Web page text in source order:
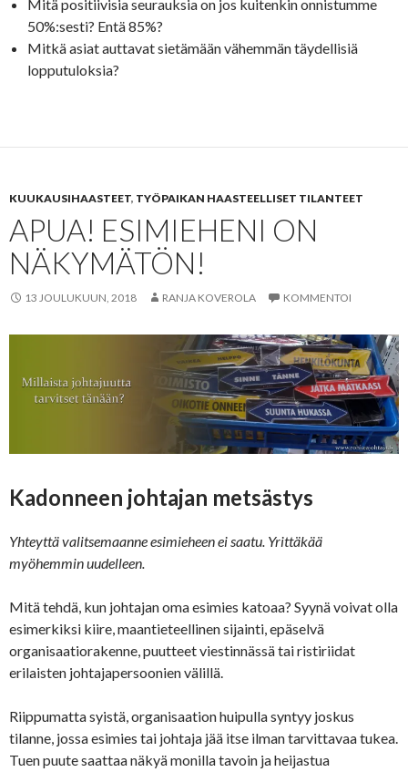
Mitä positiivisia seurauksia on jos kuitenkin onnistumme
50%:sesti? Entä 85%?
Mitkä asiat auttavat sietämään vähemmän täydellisiä
lopputuloksia?
KUUKAUSIHAASTEET, TYÖPAIKAN HAASTEELLISET TILANTEET
APUA! ESIMIEHENI ON
NÄKYMÄTÖN!
13 JOULUKUUN, 2018 RANJA KOVEROLA KOMMENTOI
Kadonneen johtajan metsästys
Yhteyttä valitsemaanne esimieheen ei saatu. Yrittäkää
myöhemmin uudelleen.
Mitä tehdä, kun johtajan oma esimies katoaa? Syynä voivat olla
esimerkiksi kiire, maantieteellinen sijainti, epäselvä
organisaatiorakenne, puutteet viestinnässä tai ristiriidat
erilaisten johtajapersoonien välillä.
Riippumatta syistä, organisaation huipulla syntyy joskus
tilanne, jossa esimies tai johtaja jää itse ilman tarvittavaa tukea.
Tuen puute saattaa näkyä monilla tavoin ja heijastua